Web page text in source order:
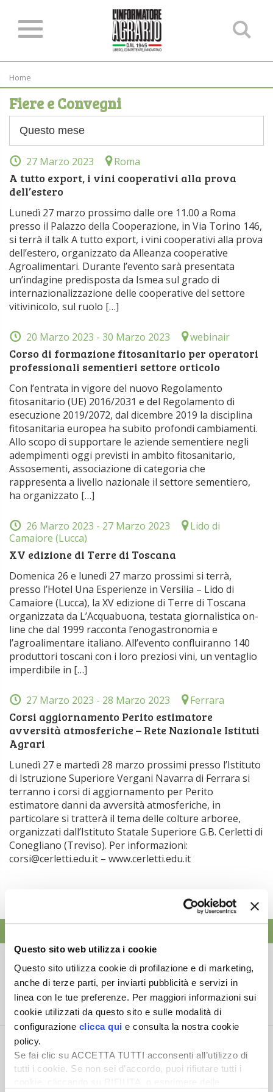
Questo sito web utilizza i cookie
Questo sito utilizza cookie di profilazione e di marketing,
anche di terze parti, per inviarti pubblicità e servizi in
linea con le tue preferenze. Per maggiori informazioni sui
cookie utilizzati da questo sito e sulle modalità di
configurazione clicca qui e consulta la nostra cookie
policy.
Se fai clic su ACCETTA TUTTI acconsenti all’utilizzo di
tutti i cookie. Se non sei d’accordo, puoi rifiutare tutti i
Home
Fiere e Convegni
27 Marzo 2023 Roma
A tutto export, i vini cooperativi alla prova
dell’estero
Lunedì 27 marzo prossimo dalle ore 11.00 a Roma
presso il Palazzo della Cooperazione, in Via Torino 146,
si terrà il talk A tutto export, i vini cooperativi alla prova
dell’estero, organizzato da Alleanza cooperative
Agroalimentari. Durante l’evento sarà presentata
un’indagine predisposta da Ismea sul grado di
internazionalizzazione delle cooperative del settore
vitivinicolo, sul ruolo […]
20 Marzo 2023 - 30 Marzo 2023 webinair
Corso di formazione fitosanitario per operatori
professionali sementieri settore orticolo
Con l’entrata in vigore del nuovo Regolamento
fitosanitario (UE) 2016/2031 e del Regolamento di
esecuzione 2019/2072, dal dicembre 2019 la disciplina
fitosanitaria europea ha subito profondi cambiamenti.
Allo scopo di supportare le aziende sementiere negli
adempimenti oggi previsti in ambito fitosanitario,
Assosementi, associazione di categoria che
rappresenta a livello nazionale il settore sementiero,
ha organizzato […]
26 Marzo 2023 - 27 Marzo 2023
Lido di
Camaiore (Lucca)
XV edizione di Terre di Toscana
Domenica 26 e lunedì 27 marzo prossimi si terrà,
presso l’Hotel Una Esperienze in Versilia – Lido di
Camaiore (Lucca), la XV edizione di Terre di Toscana
organizzata da L’Acquabuona, testata giornalistica on-
line che dal 1999 racconta l’enogastronomia e
l’agroalimentare italiano. All’evento confluiranno 140
produttori toscani con i loro preziosi vini, un ventaglio
imperdibile in […]
27 Marzo 2023 - 28 Marzo 2023 Ferrara
Corsi aggiornamento Perito estimatore
avversità atmosferiche – Rete Nazionale Istituti
Agrari
Lunedì 27 e martedì 28 marzo prossimi presso l’Istituto
di Istruzione Superiore Vergani Navarra di Ferrara si
terranno i corsi di aggiornamento per Perito
estimatore danni da avversità atmosferiche, in
particolare si tratterà il tema delle colture arboree,
organizzati dall’Istituto Statale Superiore G.B. Cerletti di
Conegliano (Treviso). Per informazioni:
corsi@cerletti.edu.it – www.cerletti.edu.it
Credito di imposta la 20% per il gasolio
agricolo da marzo a maggio
6 Agosto 2026
Arriva una boccata d’ossigeno fondamentale per il
comparto primario italiano,...
Il “ColtivaItalia” passa e va all’esame del
Senato
6 Agosto 2026